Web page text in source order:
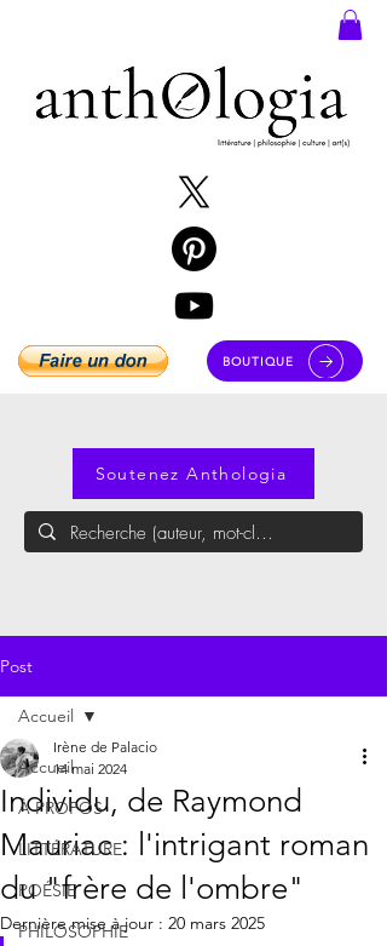
BOUTIQUE
Soutenez Anthologia
Post
Accueil
À PROPOS
LITTÉRATURE
POÉSIE
PHILOSOPHIE
Accueil
Individu, de Raymond
Mauriac : l'intrigant roman
du "frère de l'ombre"
Irène de Palacio
14 mai 2024
Dernière mise à jour : 20 mars 2025